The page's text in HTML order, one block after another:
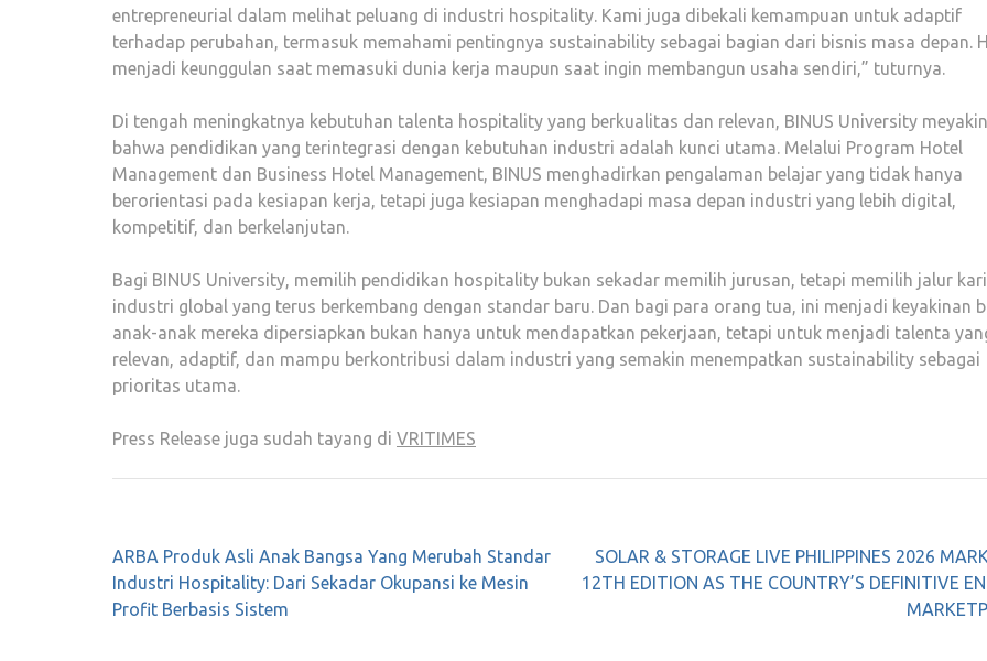
entrepreneurial dalam melihat peluang di industri hospitality. Kami juga dibekali kemampuan untuk adaptif
terhadap perubahan, termasuk memahami pentingnya sustainability sebagai bagian dari bisnis masa depan.
menjadi keunggulan saat memasuki dunia kerja maupun saat ingin membangun usaha sendiri,” tuturnya.
Di tengah meningkatnya kebutuhan talenta hospitality yang berkualitas dan relevan, BINUS University
bahwa pendidikan yang terintegrasi dengan kebutuhan industri adalah kunci utama. Melalui Program Hotel
Management dan Business Hotel Management, BINUS menghadirkan pengalaman belajar yang tidak hanya
berorientasi pada kesiapan kerja, tetapi juga kesiapan menghadapi masa depan industri yang lebih digital,
kompetitif, dan berkelanjutan.
Bagi BINUS University, memilih pendidikan hospitality bukan sekadar memilih jurusan, tetapi memilih jalur
industri global yang terus berkembang dengan standar baru. Dan bagi para orang tua, ini menjadi keyakinan
anak-anak mereka dipersiapkan bukan hanya untuk mendapatkan pekerjaan, tetapi untuk menjadi talenta
relevan, adaptif, dan mampu berkontribusi dalam industri yang semakin menempatkan sustainability sebagai
prioritas utama.
Press Release juga sudah tayang di VRITIMES
Post
navigation
ARBA Produk Asli Anak Bangsa Yang Merubah Standar
Industri Hospitality: Dari Sekadar Okupansi ke Mesin
Profit Berbasis Sistem
SOLAR & STORAGE LIVE PHILIPPINES 2026
12TH EDITION AS THE COUNTRY’S DEFINITIVE